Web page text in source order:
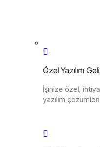
Özel Yazılım
İşinize özel,
yazılım